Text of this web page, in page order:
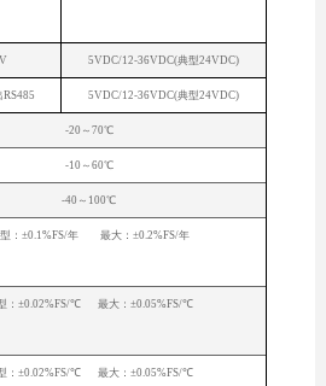
5VDC/12-36VDC(典型24VDC)
5VDC/12-36VDC(典型24VDC)
-20～70℃
-10～60℃
-40～100℃
：±0.1%FS/年 最大：±0.2%FS/年
：±0.02%FS/℃ 最大：±0.05%FS/℃
：±0.02%FS/℃ 最大：±0.05%FS/℃